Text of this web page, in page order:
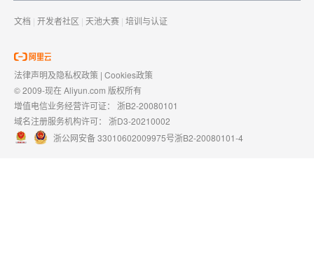
文档 | 开发者社区 | 天池大赛 | 培训与认证
法律声明及隐私权政策 | Cookies政策
© 2009-现在 Aliyun.com 版权所有
增值电信业务经营许可证： 浙B2-20080101
域名注册服务机构许可： 浙D3-20210002
浙公网安备 33010602009975号浙B2-20080101-4